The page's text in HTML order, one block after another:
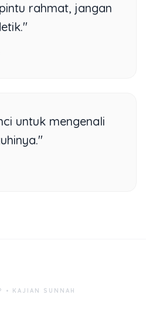
rahmat, jangan
untuk mengenali
• KAJIAN SUNNAH